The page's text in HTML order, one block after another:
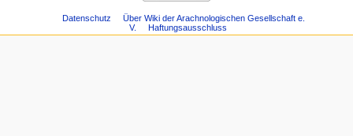
Datenschutz
Über Wiki der Arachnologischen Gesellschaft e.
V.
Haftungsausschluss